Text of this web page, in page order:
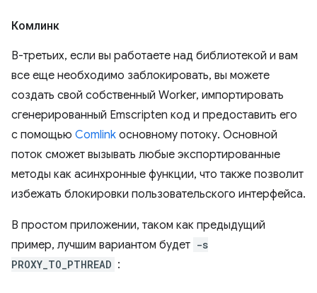
Комлинк
В-третьих, если вы работаете над библиотекой и вам
все еще необходимо заблокировать, вы можете
создать свой собственный Worker, импортировать
сгенерированный Emscripten код и предоставить его
с помощью Comlink основному потоку. Основной
поток сможет вызывать любые экспортированные
методы как асинхронные функции, что также позволит
избежать блокировки пользовательского интерфейса.
В простом приложении, таком как предыдущий
пример, лучшим вариантом будет -s
PROXY_TO_PTHREAD :